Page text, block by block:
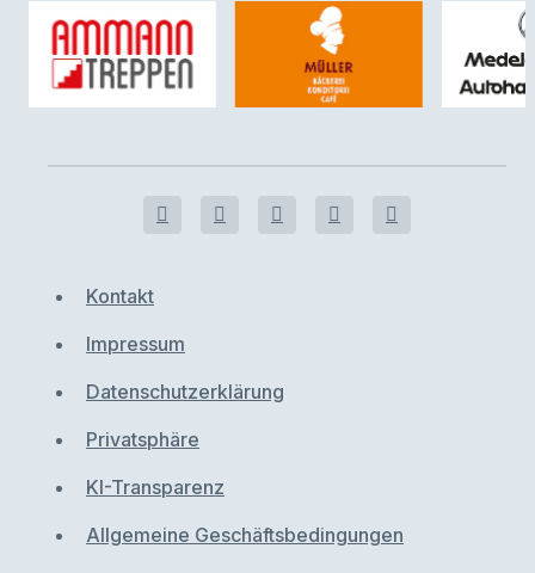
Kontakt
Impressum
Datenschutzerklärung
Privatsphäre
KI-Transparenz
Allgemeine Geschäftsbedingungen